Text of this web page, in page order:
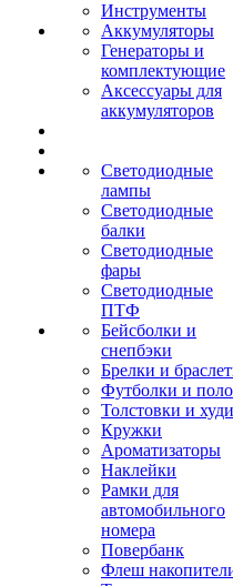
Инструменты
Аккумуляторы
Генераторы и
комплектующие
Аксессуары для
аккумуляторов
Светодиодные
лампы
Светодиодные
балки
Светодиодные
фары
Светодиодные
ПТФ
Бейсболки и
снепбэки
Брелки и
Футболки и поло
Толстовки и худи
Кружки
Ароматизаторы
Наклейки
Рамки для
автомобильного
номера
Повербанк
Флеш